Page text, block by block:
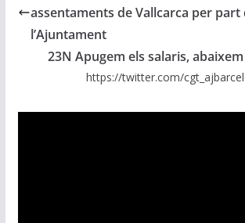
assentaments de Vallcarca per part
l’Ajuntament
23N Apugem els salaris,
https://twitter.com/